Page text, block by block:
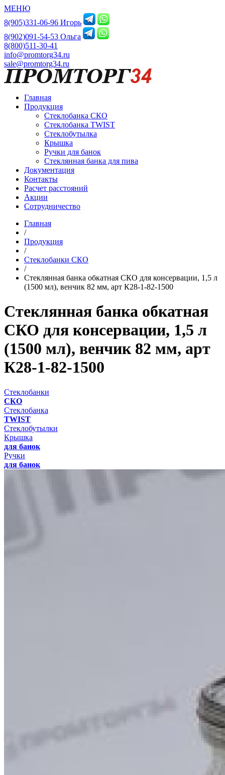
МЕНЮ
8(905)331-06-96 Игорь
8(902)091-54-53 Ольга
8(800)511-30-41
info@promtorg34.ru
sale@promtorg34.ru
Главная
Продукция
Стеклобанка СКО
Стеклобанка TWIST
Стеклобутылка
Крышка
Ручки для банок
Стеклянная банка для пива
Документация
Контакты
Расчет расстояний
Акции
Сотрудничество
Главная
/
Продукция
/
Стеклобанки СКО
/
Стеклянная банка обкатная СКО для консервации, 1,5 л
(1500 мл), венчик 82 мм, арт К28-1-82-1500
Стеклянная банка обкатная
СКО для консервации, 1,5 л
(1500 мл), венчик 82 мм, арт
К28-1-82-1500
Стеклобанки
СКО
Стеклобанка
TWIST
Стеклобутылки
Крышка
для банок
Ручки
для банок